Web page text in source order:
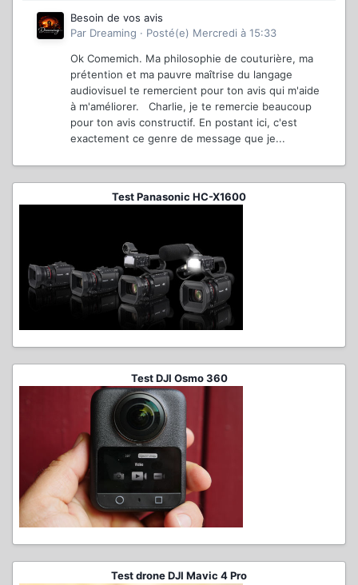
Besoin de vos avis
Par Dreaming · Posté(e) Mercredi à 15:33
Ok Comemich. Ma philosophie de couturière, ma
prétention et ma pauvre maîtrise du langage
audiovisuel te remercient pour ton avis qui m'aide
à m'améliorer. Charlie, je te remercie beaucoup
pour ton avis constructif. En postant ici, c'est
exactement ce genre de message que je...
Test Panasonic HC-X1600
Test DJI Osmo 360
Test drone DJI Mavic 4 Pro